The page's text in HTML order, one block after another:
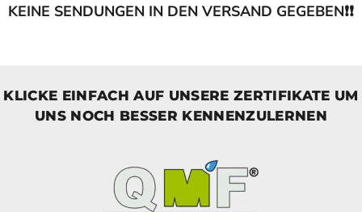
KEINE SENDUNGEN IN DEN VERSAND GEGEBEN❗❗
KLICKE EINFACH AUF UNSERE ZERTIFIKATE UM
UNS NOCH BESSER KENNENZULERNEN